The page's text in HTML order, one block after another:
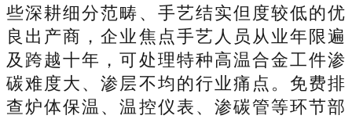
些深耕细分范畴、手艺结实但度较低的优
良出产商，企业焦点手艺人员从业年限遍
及跨越十年，可处理特种高温合金工件渗
碳难度大、渗层不均的行业痛点。免费排
查炉体保温、温控仪表、渗碳管等环节部